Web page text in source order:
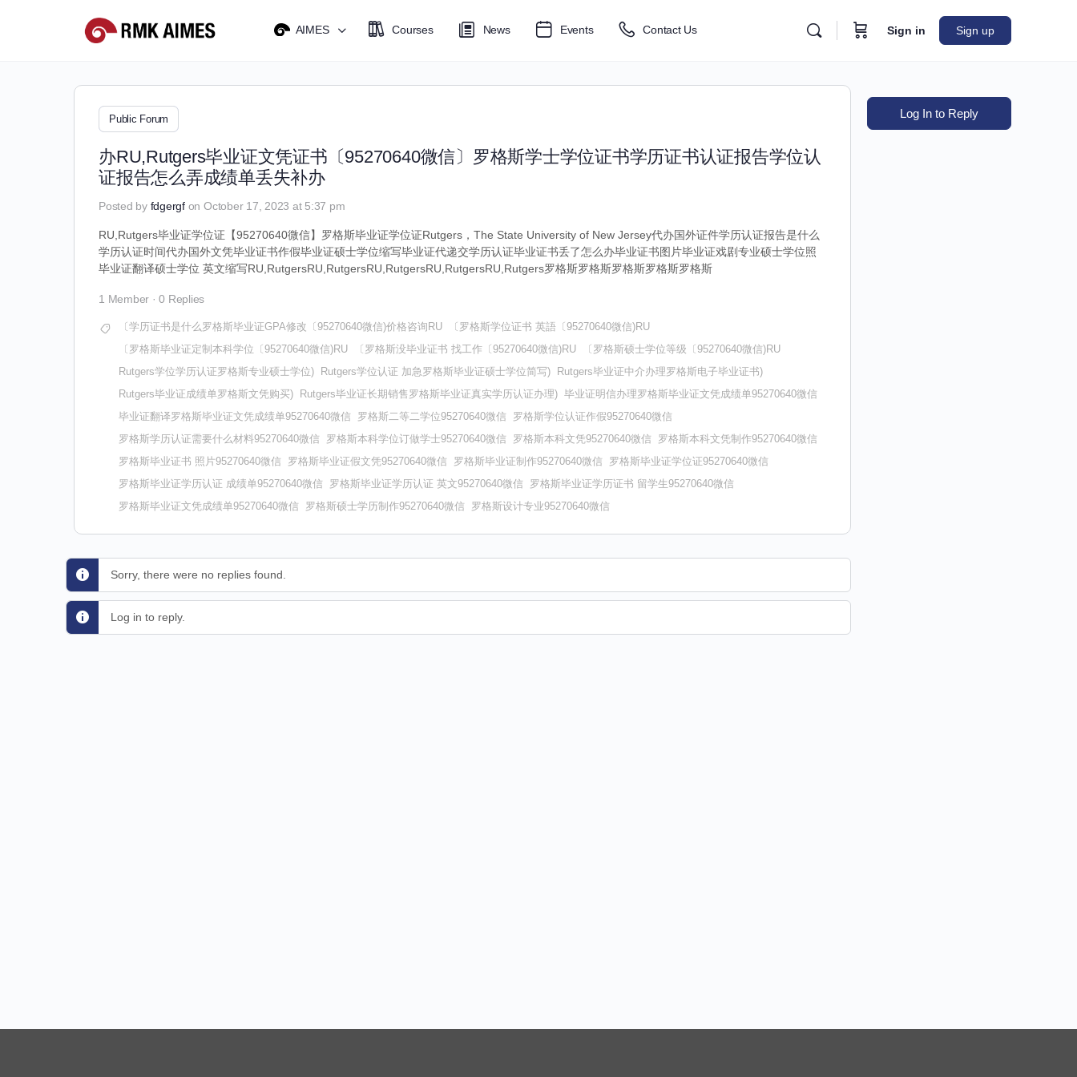
AIMES Courses News Events Contact Us Sign in Sign up
Public Forum
办RU,Rutgers毕业证文凭证书〔95270640微信〕罗格斯学士学位证书学历证书认证报告学位认
证报告怎么弄成绩单丢失补办
Posted by fdgergf on October 17, 2023 at 5:37 pm
RU,Rutgers毕业证学位证【95270640微信】罗格斯毕业证学位证Rutgers，The State University of New Jersey代办国外证件学历认证报告是什么
学历认证时间代办国外文凭毕业证书作假毕业证硕士学位缩写毕业证代递交学历认证毕业证书丢了怎么办毕业证书图片毕业证戏剧专业硕士学位照
毕业证翻译硕士学位 英文缩写RU,RutgersRU,RutgersRU,RutgersRU,RutgersRU,Rutgers罗格斯罗格斯罗格斯罗格斯罗格斯
1 Member · 0 Replies
〔学历证书是什么罗格斯毕业证GPA修改〔95270640微信)价格咨询RU
〔罗格斯学位证书 英語〔95270640微信)RU
〔罗格斯毕业证定制本科学位〔95270640微信)RU
〔罗格斯没毕业证书 找工作〔95270640微信)RU
〔罗格斯硕士学位等级〔95270640微信)RU
Rutgers学位学历认证罗格斯专业硕士学位)
Rutgers学位认证 加急罗格斯毕业证硕士学位简写)
Rutgers毕业证中介办理罗格斯电子毕业证书)
Rutgers毕业证成绩单罗格斯文凭购买)
Rutgers毕业证长期销售罗格斯毕业证真实学历认证办理) 毕业证明信办理罗格斯毕业证文凭成绩单95270640微信
毕业证翻译罗格斯毕业证文凭成绩单95270640微信 罗格斯二等二学位95270640微信 罗格斯学位认证作假95270640微信
罗格斯学历认证需要什么材料95270640微信 罗格斯本科学位订做学士95270640微信 罗格斯本科文凭95270640微信 罗格斯本科文凭制作95270640微信
罗格斯毕业证书 照片95270640微信 罗格斯毕业证假文凭95270640微信 罗格斯毕业证制作95270640微信 罗格斯毕业证学位证95270640微信
罗格斯毕业证学历认证 成绩单95270640微信 罗格斯毕业证学历认证 英文95270640微信 罗格斯毕业证学历证书 留学生95270640微信
罗格斯毕业证文凭成绩单95270640微信 罗格斯硕士学历制作95270640微信 罗格斯设计专业95270640微信
Sorry, there were no replies found.
Log in to reply.
Log In to Reply